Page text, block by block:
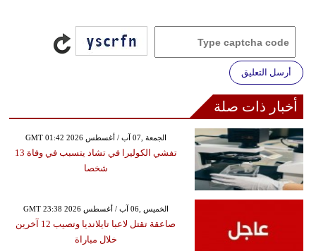
أرسل التعليق
أخبار ذات صلة
GMT 01:42 2026 الجمعة ,07 آب / أغسطس
تفشي الكوليرا في تشاد يتسبب في وفاة 13
شخصا
GMT 23:38 2026 الخميس ,06 آب / أغسطس
صاعقة تقتل لاعبا تايلانديا وتصيب 12 آخرين
خلال مباراة